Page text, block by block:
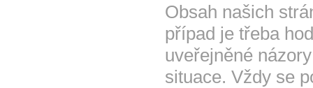
Obsah našich
případ je třeba
uveřejněné
situace. Vždy se